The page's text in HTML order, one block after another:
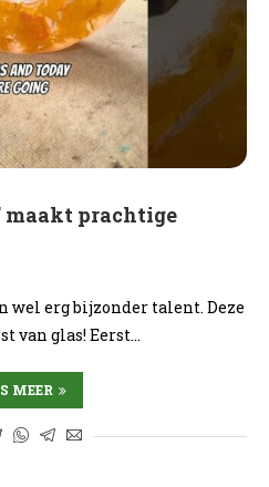
maakt prachtige
wel erg bijzonder talent. Deze
van glas! Eerst…
MEER